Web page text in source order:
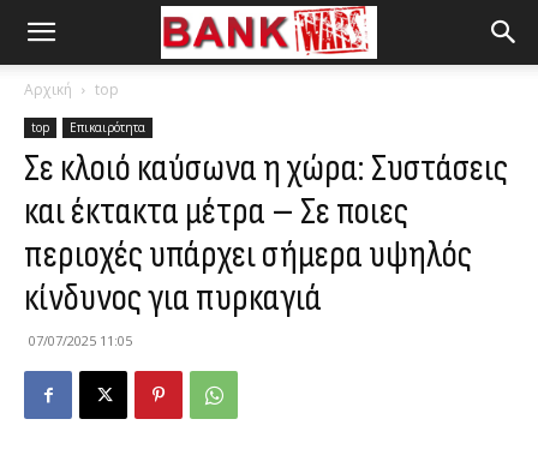
Αρχική top
top Επικαιρότητα
Σε κλοιό καύσωνα η χώρα: Συστάσεις
και έκτακτα μέτρα – Σε ποιες
περιοχές υπάρχει σήμερα υψηλός
κίνδυνος για πυρκαγιά
07/07/2025 11:05